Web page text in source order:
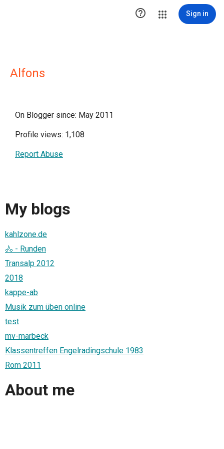
 Sign in
Alfons
On Blogger since: May 2011
Profile views: 1,108
Report Abuse
My blogs
kahlzone.de
🚴 - Runden
Transalp 2012
2018
kappe-ab
Musik zum üben online
test
mv-marbeck
Klassentreffen Engelradingschule 1983
Rom 2011
About me